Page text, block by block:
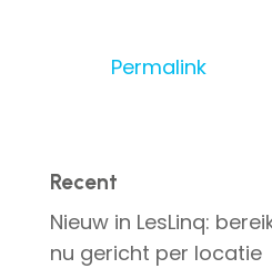
Permalink
Recent
Nieuw in LesLinq:
nu gericht per locatie